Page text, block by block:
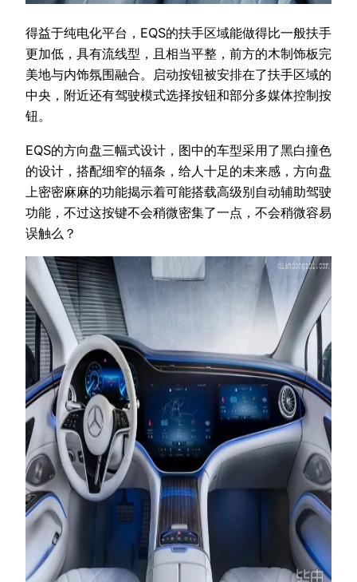
得益于纯电化平台，EQS的扶手区域能做得比一般扶手
更加低，具有流线型，且相当平整，前方的木制饰板完
美地与内饰氛围融合。启动按钮被安排在了扶手区域的
中央，附近还有驾驶模式选择按钮和部分多媒体控制按
钮。
EQS的方向盘三幅式设计，图中的车型采用了黑白撞色
的设计，搭配细窄的辐条，给人十足的未来感，方向盘
上密密麻麻的功能揭示着可能搭载高级别自动辅助驾驶
功能，不过这按键不会稍微密集了一点，不会稍微容易
误触么？